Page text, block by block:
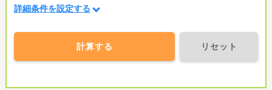
詳細条件を設定する
計算する リセット